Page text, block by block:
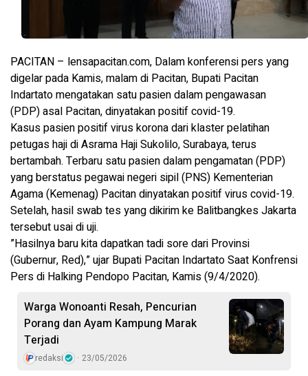
PACITAN – lensapacitan.com, Dalam konferensi pers yang
digelar pada Kamis, malam di Pacitan, Bupati Pacitan
Indartato mengatakan satu pasien dalam pengawasan
(PDP) asal Pacitan, dinyatakan positif covid-19.
Kasus pasien positif virus korona dari klaster pelatihan
petugas haji di Asrama Haji Sukolilo, Surabaya, terus
bertambah. Terbaru satu pasien dalam pengamatan (PDP)
yang berstatus pegawai negeri sipil (PNS) Kementerian
Agama (Kemenag) Pacitan dinyatakan positif virus covid-19.
Setelah, hasil swab tes yang dikirim ke Balitbangkes Jakarta
tersebut usai di uji.
”Hasilnya baru kita dapatkan tadi sore dari Provinsi
(Gubernur, Red),” ujar Bupati Pacitan Indartato Saat Konfrensi
Pers di Halking Pendopo Pacitan, Kamis (9/4/2020).
Warga Wonoanti Resah, Pencurian
Porang dan Ayam Kampung Marak
Terjadi
redaksi 23/05/2026